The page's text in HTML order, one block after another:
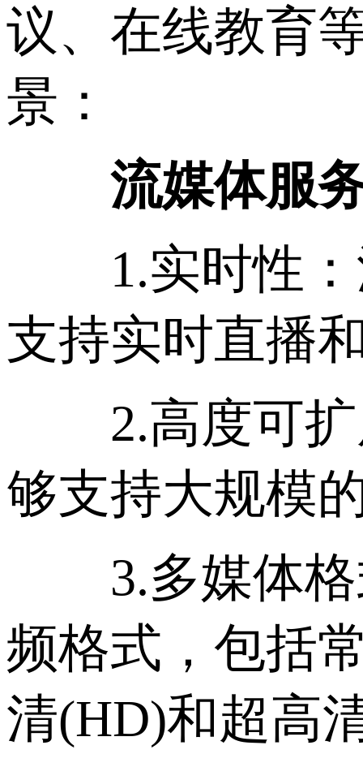
议、在线教育
景：
流媒体服务
1.实时性：
支持实时直播
2.高度可扩
够支持大规模
3.多媒体格
频格式，包括
清(HD)和超高